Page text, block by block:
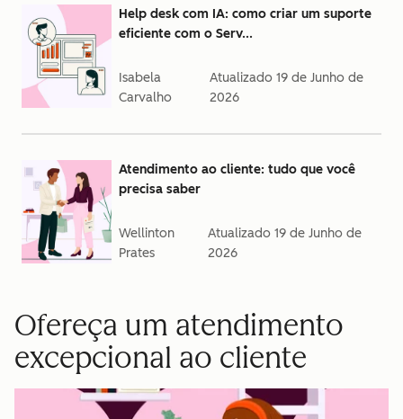
Help desk com IA: como criar um suporte
eficiente com o Serv...
Isabela
Carvalho
Atualizado 19 de Junho de
2026
Atendimento ao cliente: tudo que você
precisa saber
Wellinton
Prates
Atualizado19 de Junho de
2026
Ofereça um atendimento
excepcional ao cliente